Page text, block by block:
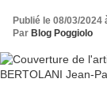
Publié le 08/03/2024
Par Blog Poggiolo